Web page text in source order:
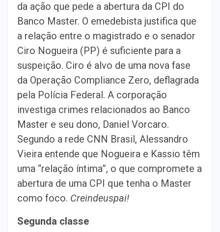
da ação que pede a abertura da CPI do
Banco Master. O emedebista justifica que
a relação entre o magistrado e o senador
Ciro Nogueira (PP) é suficiente para a
suspeição. Ciro é alvo de uma nova fase
da Operação Compliance Zero, deflagrada
pela Polícia Federal. A corporação
investiga crimes relacionados ao Banco
Master e seu dono, Daniel Vorcaro.
Segundo a rede CNN Brasil, Alessandro
Vieira entende que Nogueira e Kassio têm
uma “relação íntima”, o que compromete a
abertura de uma CPI que tenha o Master
como foco. Creindeuspai!
Segunda classe